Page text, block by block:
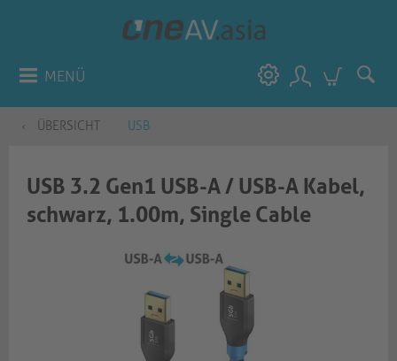
MENÜ
ÜBERSICHT USB
USB 3.2 Gen1 USB-A / USB-A Kabel,
schwarz, 1.00m, Single Cable